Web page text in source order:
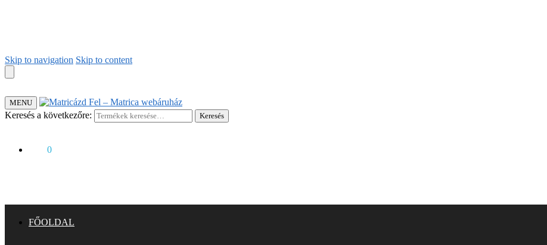
Skip to navigation Skip to content
MENU
Keresés a következőre: Keresés
0
FŐOLDAL